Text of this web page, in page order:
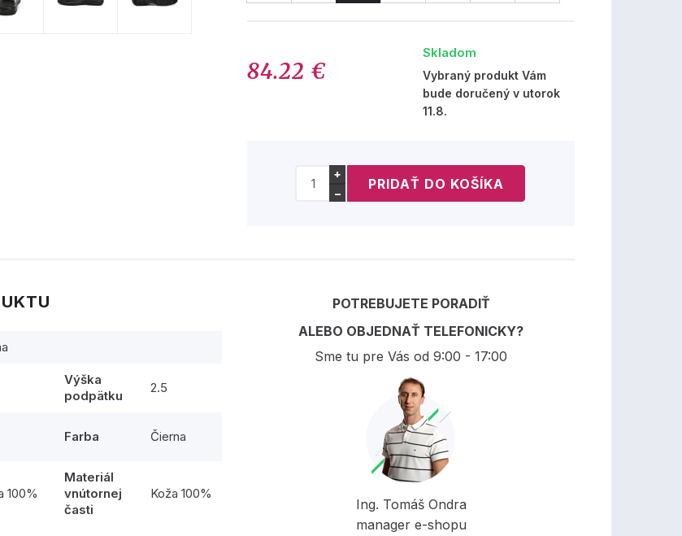
84.22 €
Skladom
Vybraný produkt Vám
bude doručený v utorok
11.8.
+
−
Výška
podpätku
2.5
Farba Čierna
100%
Materiál
vnútornej
časti
Koža 100%
POTREBUJETE PORADIŤ
ALEBO OBJEDNAŤ TELEFONICKY?
Sme tu pre Vás od 9:00 - 17:00
Ing. Tomáš Ondra
manager e-shopu